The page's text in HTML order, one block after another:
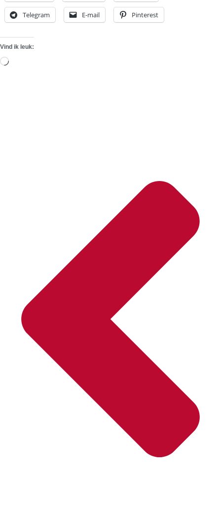
Telegram E-mail Pinterest
Vind ik leuk:
Aan